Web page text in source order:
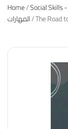
Home/
المهارات